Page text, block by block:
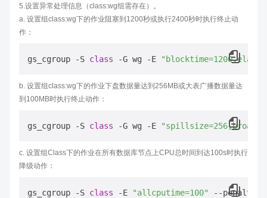
5.设置异常处理信息（class:wg组需存在）。
a. 设置组class:wg下的作业阻塞到1200秒或执行2400秒时执行终止动
作：
gs_cgroup -S class -G wg -E
b. 设置组class:wg下的作业下盘数据量达到256MB或大表广播数据量达
到100MB时执行终止动作：
gs_cgroup -S class -G wg -E
c. 设置组Class下的作业在所有数据库节点上CPU总时间到达100s时执行
降级动作：
gs_cgroup -S class -E "allcputime=100"